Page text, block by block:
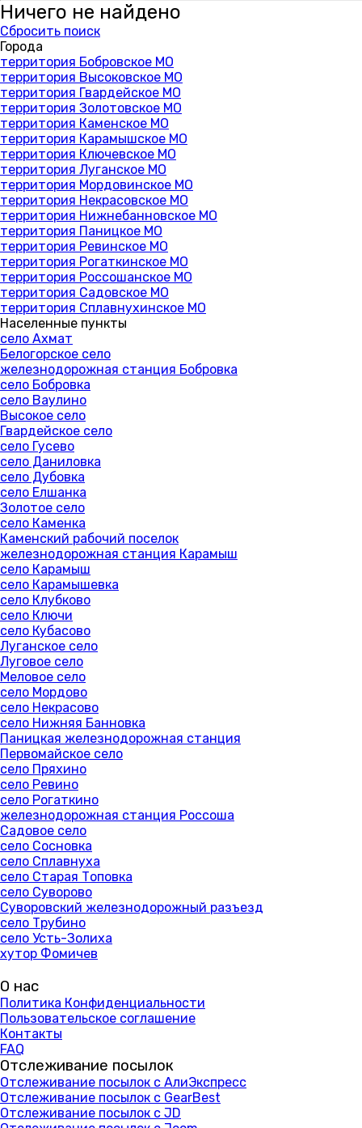
Ничего не найдено
Сбросить поиск
Города
территория Бобровское МО
территория Высоковское МО
территория Гвардейское МО
территория Золотовское МО
территория Каменское МО
территория Карамышское МО
территория Ключевское МО
территория Луганское МО
территория Мордовинское МО
территория Некрасовское МО
территория Нижнебанновское МО
территория Паницкое МО
территория Ревинское МО
территория Рогаткинское МО
территория Россошанское МО
территория Садовское МО
территория Сплавнухинское МО
Населенные пункты
село Ахмат
Белогорское село
железнодорожная станция Бобровка
село Бобровка
село Ваулино
Высокое село
Гвардейское село
село Гусево
село Даниловка
село Дубовка
село Елшанка
Золотое село
село Каменка
Каменский рабочий поселок
железнодорожная станция Карамыш
село Карамыш
село Карамышевка
село Клубково
село Ключи
село Кубасово
Луганское село
Луговое село
Меловое село
село Мордово
село Некрасово
село Нижняя Банновка
Паницкая железнодорожная станция
Первомайское село
село Пряхино
село Ревино
село Рогаткино
железнодорожная станция Россоша
Садовое село
село Сосновка
село Сплавнуха
село Старая Топовка
село Суворово
Суворовский железнодорожный разъезд
село Трубино
село Усть-Золиха
хутор Фомичев
О нас
Политика Конфиденциальности
Пользовательское соглашение
Контакты
FAQ
Отслеживание посылок
Отслеживание посылок с АлиЭкспресс
Отслеживание посылок с GearBest
Отслеживание посылок с JD